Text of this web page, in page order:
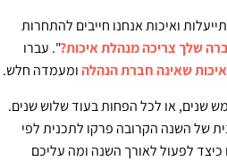
ואיכות אנחנו חייבים להתחרות
שלך צריכה מנהלת איכות?". עברו
שאינה חברת הנהלהומעמדה חלש.
שנים, או לכל הפחות בעוד שלוש שנים.
של השנה הקרובה פרקו לתכנית לפי
לפעול לאורך השנה ומה עליכם